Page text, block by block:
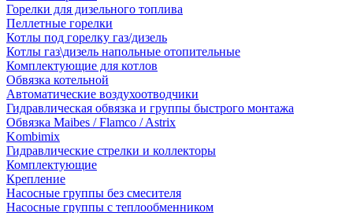
Горелки для дизельного топлива
Пеллетные горелки
Котлы под горелку газ/дизель
Котлы газ\дизель напольные отопительные
Комплектующие для котлов
Обвязка котельной
Автоматические воздухоотводчики
Гидравлическая обвязка и группы быстрого монтажа
Обвязка Maibes / Flamco / Astrix
Kombimix
Гидравлические стрелки и коллекторы
Комплектующие
Крепление
Насосные группы без смесителя
Насосные группы с теплообменником